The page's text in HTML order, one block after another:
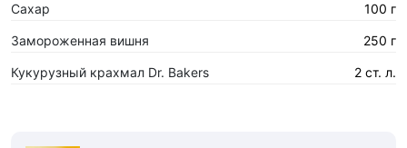
Сахар 100 г
Замороженная вишня 250 г
Кукурузный крахмал Dr. Bakers 2 ст. л.